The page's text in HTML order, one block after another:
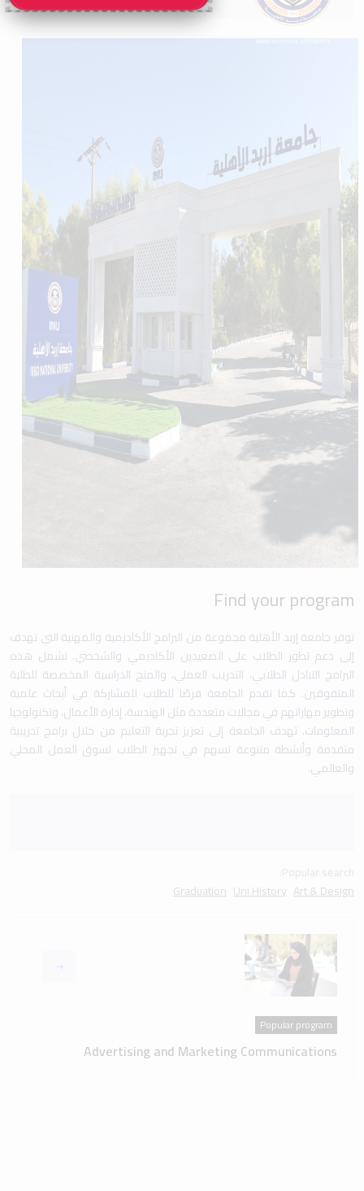
Find your program
توفر جامعة إربد الأهلية مجموعة من البرامج الأكاديمية والمهنية التي تهدف
إلى دعم تطور الطلاب على الصعيدين الأكاديمي والشخصي. تشمل هذه
البرامج التبادل الطلابي، التدريب العملي، والمنح الدراسية المخصصة للطلبة
المتفوقين. كما تقدم الجامعة فرصًا للطلاب للمشاركة في أبحاث علمية
وتطوير مهاراتهم في مجالات متعددة مثل الهندسة، إدارة الأعمال، وتكنولوجيا
المعلومات. تهدف الجامعة إلى تعزيز تجربة التعليم من خلال برامج تدريبية
متقدمة وأنشطة متنوعة تسهم في تجهيز الطلاب لسوق العمل المحلي
والعالمي.
Art & Design
Uni History
Graduation
Popular program
Advertising and Marketing Communications